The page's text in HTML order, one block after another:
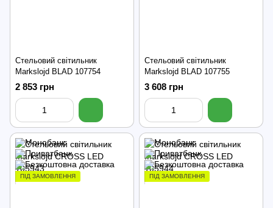
Стельовий світильник
Markslojd BLAD 107754
2 853 грн
Стельовий світильник
Markslojd BLAD 107755
3 608 грн
ПІД ЗАМОВЛЕННЯ ПІД ЗАМОВЛЕННЯ